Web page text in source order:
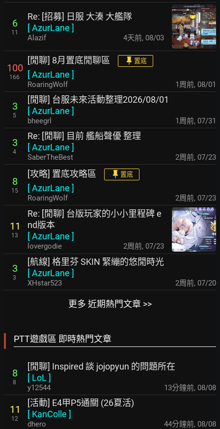
6
11
Re: [招募] 日服 大湊 大艦隊
[AzurLane ]
Alazif 4天前, 08/03
100
166
[閒聊] 8月置底閒聊區 置底
[AzurLane ]
RoaringWolf 1周前, 08/01
3
5
[閒聊] 台服未來活動整理2026/08/01
[AzurLane ]
bheegrl 1周前, 07/31
3
4
Re: [閒聊] 目前 艦船聲優 整理
[AzurLane ]
SaberTheBest 2周前, 07/23
8
15
[攻略] 置底攻略區 置底
[AzurLane ]
RoaringWolf 2周前, 07/23
11
13
Re: [閒聊] 台版玩家的小小里程碑 e
nd版本
[AzurLane ]
lovergodie 2周前, 07/23
3
3
[航線] 格里芬 SKIN 緊繃的悠閒時光
[AzurLane ]
XHstar523 2周前, 07/20
更多 近期熱門文章 >>
PTT遊戲區 即時熱門文章
8
8
[閒聊] Inspired 談 jojopyun 的問題所在
[ LoL ]
y12544 13分鐘前, 08/08
11
12
[活動] E4甲P5通關 (26夏活)
[ KanColle ]
dhero 44分鐘前, 08/08